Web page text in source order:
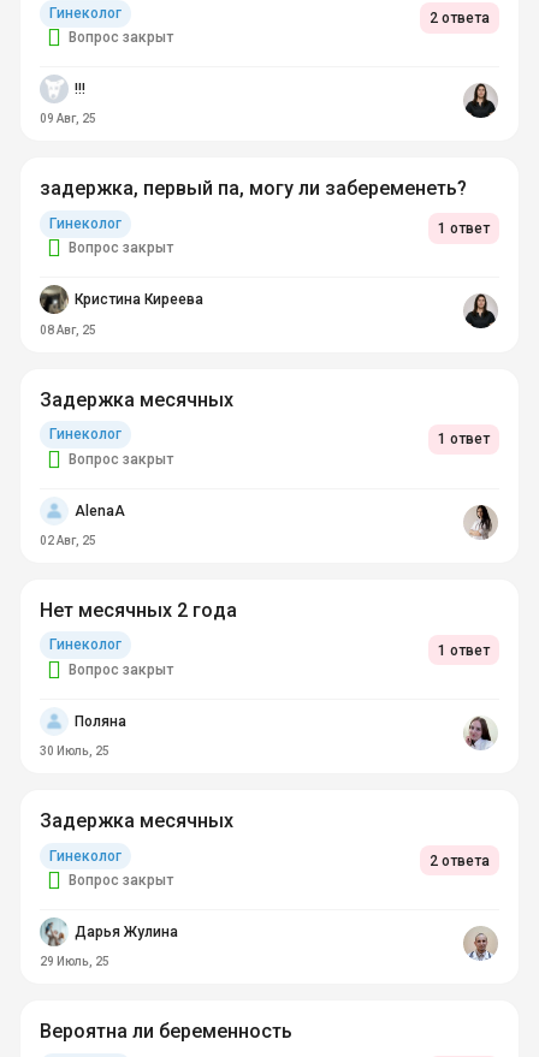
Гинеколог
Вопрос закрыт
2 ответа
!!!
09 Авг, 25
задержка, первый па, могу ли забеременеть?
Гинеколог
Вопрос закрыт
1 ответ
Кристина Киреева
08 Авг, 25
Задержка месячных
Гинеколог
Вопрос закрыт
1 ответ
AlenaA
02 Авг, 25
Нет месячных 2 года
Гинеколог
Вопрос закрыт
1 ответ
Поляна
30 Июль, 25
Задержка месячных
Гинеколог
Вопрос закрыт
2 ответа
Дарья Жулина
29 Июль, 25
Вероятна ли беременность